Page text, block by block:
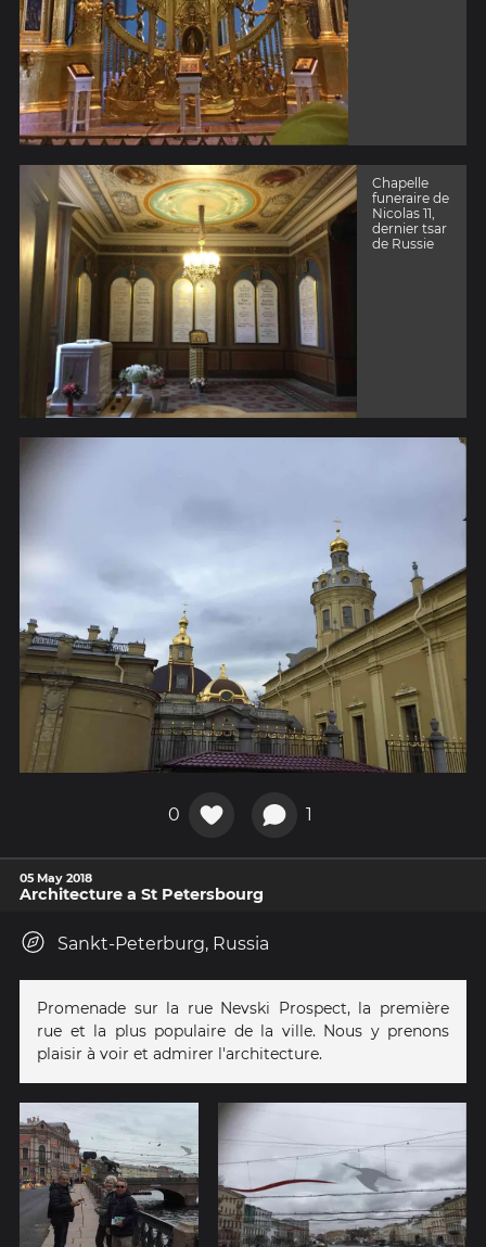
Chapelle
funeraire de
Nicolas 11,
dernier tsar
de Russie
0 1
05 May 2018
Architecture a St Petersbourg
Sankt-Peterburg, Russia
Promenade sur la rue Nevski Prospect, la première
rue et la plus populaire de la ville. Nous y prenons
plaisir à voir et admirer l'architecture.